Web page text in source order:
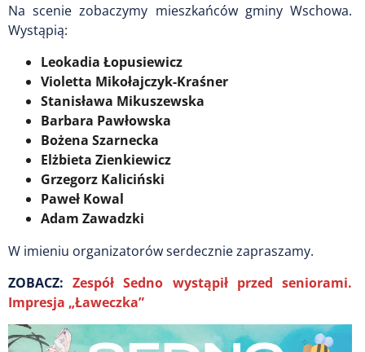
Na scenie zobaczymy mieszkańców gminy Wschowa.
Wystąpią:
Leokadia Łopusiewicz
Violetta Mikołajczyk-Kraśner
Stanisława Mikuszewska
Barbara Pawłowska
Bożena Szarnecka
Elżbieta Zienkiewicz
Grzegorz Kaliciński
Paweł Kowal
Adam Zawadzki
W imieniu organizatorów serdecznie zapraszamy.
ZOBACZ:Zespół Sedno wystąpił przed seniorami.
Impresja „Ławeczka”